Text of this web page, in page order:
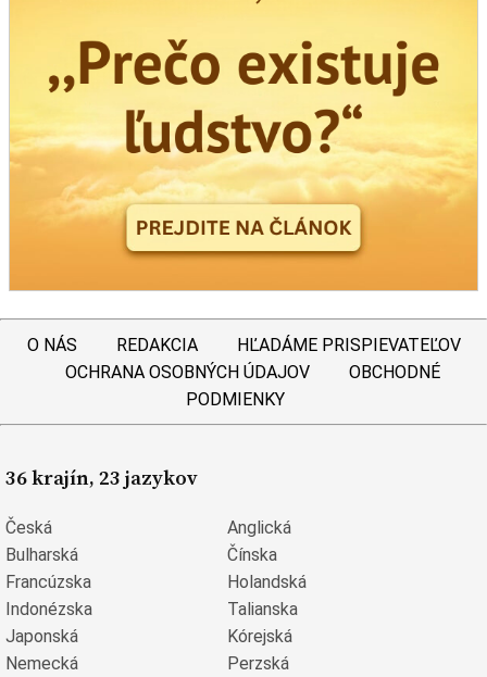
O NÁS REDAKCIA
HĽADÁME PRISPIEVATEĽOV
OCHRANA OSOBNÝCH ÚDAJOV
OBCHODNÉ
PODMIENKY
36 krajín, 23 jazykov
Česká
Anglická
Bulharská
Čínska
Francúzska
Holandská
Indonézska
Talianska
Japonská
Kórejská
Nemecká
Perzská